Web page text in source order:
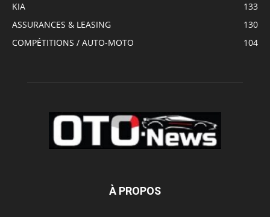
KIA
133
ASSURANCES & LEASING
130
COMPÉTITIONS / AUTO-MOTO
104
À PROPOS